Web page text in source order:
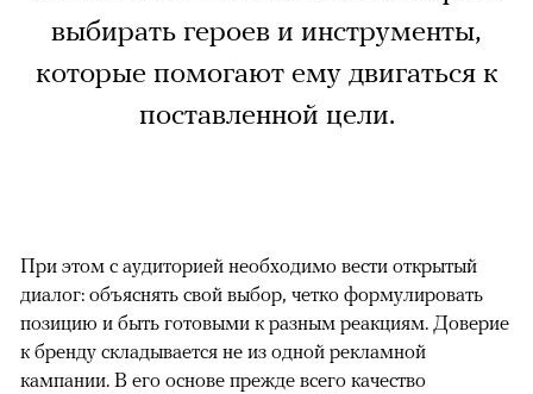
выбирать героев и инструменты,
которые помогают ему двигаться к
поставленной цели.
При этом с аудиторией необходимо вести открытый
диалог: объяснять свой выбор, четко формулировать
позицию и быть готовыми к разным реакциям. Доверие
к бренду складывается не из одной рекламной
кампании. В его основе прежде всего качество